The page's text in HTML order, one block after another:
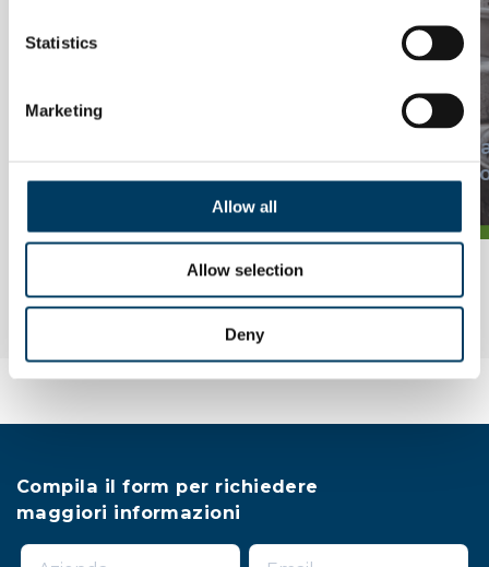
Statistics
Marketing
Allow all
Allow selection
Deny
NEWS
sicurezza e sostenibilità partono
dalla sigillatura
Compila il form per richiedere
maggiori informazioni